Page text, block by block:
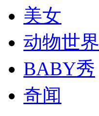
美女
动物世界
BABY秀
奇闻